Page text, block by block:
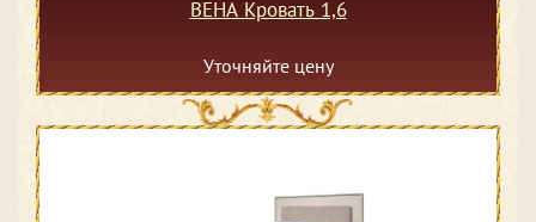
ВЕНА Кровать 1,6
Уточняйте цену